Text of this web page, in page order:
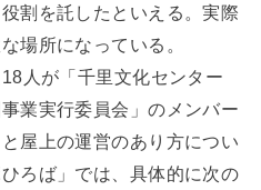
割を託したといえる。実際
場所になっている。
人が「千里文化センター
業実行委員会」のメンバー
屋上の運営のあり方につい
ろば」では、具体的に次の